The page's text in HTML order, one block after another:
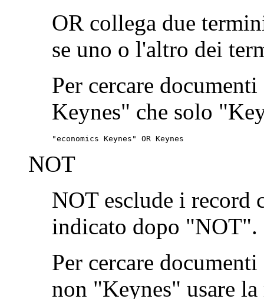
OR collega due
se uno o l'altro dei
Per cercare
Keynes" che solo
"economics Keynes" OR Keynes
NOT
NOT esclude i record
indicato dopo "NOT".
Per cercare
non "Keynes" usare la